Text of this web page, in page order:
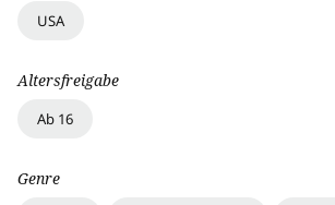
USA
Altersfreigabe
Ab 16
Genre